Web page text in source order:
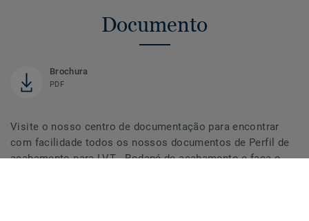
Documento
Brochura
PDF
Visite o nosso centro de documentação para encontrar
com facilidade todos os nossos documentos de Perfil de
acabamento para LVT - Rodapé de acabamento e faça o